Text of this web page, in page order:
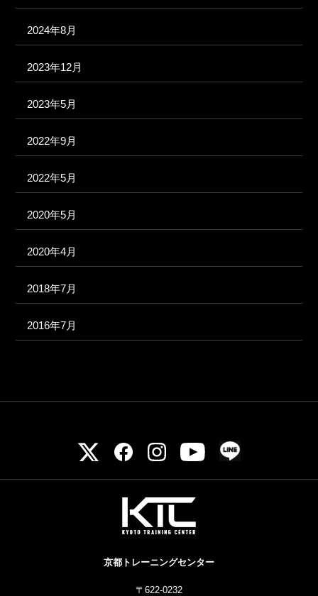
2024年8月
2023年12月
2023年5月
2022年9月
2022年5月
2020年5月
2020年4月
2018年7月
2016年7月
京都トレーニングセンター
〒622-0232